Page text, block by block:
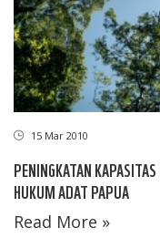
15 Mar 2010
PENINGKATAN
HUKUM ADAT PAPUA
Read More »